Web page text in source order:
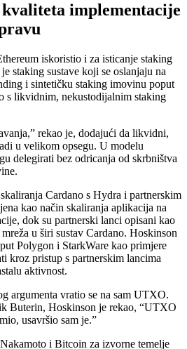
implementacije
iskoristio i za isticanje staking
staking sustave koji se oslanjaju na
i sintetičku staking imovinu poput
s likvidnim, nekustodijalnim staking
rekao je, dodajući da likvidni,
u velikom opsegu. U modelu
delegirati bez odricanja od skrbništva
Cardano s Hydra i partnerskim
kao način skaliranja aplikacija na
dok su partnerski lanci opisani kao
u širi sustav Cardano. Hoskinson
Polygon i StarkWare kao primjere
kroz pristup s partnerskim lancima
aktivnost.
argumenta vratio se na sam UTXO.
Buterin, Hoskinson je rekao, “UTXO
usavršio sam je.”
i Bitcoin za izvorne temelje